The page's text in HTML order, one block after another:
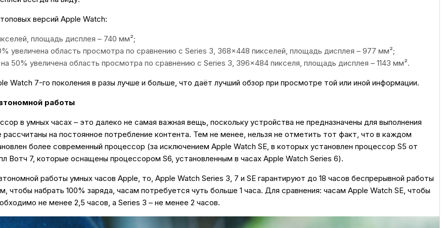
версий Apple Watch:
площадь дисплея – 740 мм²;
увеличена область просмотра по сравнению с Series 3, 368×448 пикселей, площадь дисплея – 977 мм²;
50% увеличена область просмотра по сравнению с Series 3, 396×484 пикселя, площадь дисплея – 1143 мм².
Watch 7-го поколения в разы лучше и больше, что даёт лучший обзор при просмотре той или иной информации.
работы
в умных часах – это далеко не самая важная вещь, поскольку устройства не предназначены для выполнения
рассчитаны на постоянное потребление контента. Тем не менее, нельзя не отметить тот факт, что в каждом
более современный процессор (за исключением Apple Watch SE, в которых установлен процессор S5 от
Вотч 7, которые оснащены процессором S6, установленным в часах Apple Watch Series 6).
работы умных часов Apple, то, Apple Watch Series 3, 7 и SE гарантируют до 18 часов беспрерывной работы
чтобы набрать 100% заряда, часам потребуется чуть больше 1 часа. Для сравнения: часам Apple Watch SE, чтобы
не менее 2,5 часов, а Series 3 – не менее 2 часов.